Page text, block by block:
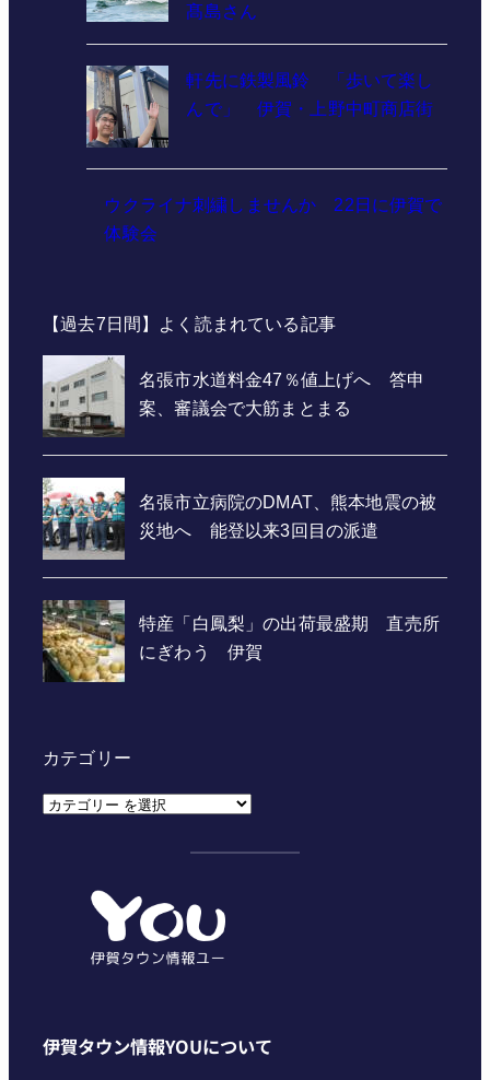
髙島さん
軒先に鉄製風鈴 「歩いて楽し
んで」 伊賀・上野中町商店街
ウクライナ刺繍しませんか 22日に伊賀で
体験会
【過去7日間】よく読まれている記事
カテゴリー
カ
伊賀タウン情報YOUについて